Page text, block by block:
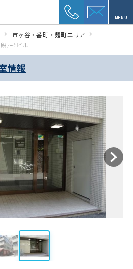
MENU
市ヶ谷・番町・麺町エリア
ｱｰｸビル
情報